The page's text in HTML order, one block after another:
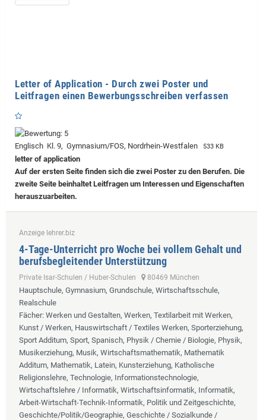
Letter of Application - Durch zwei Poster und
Leitfragen einen Bewerbungsschreiben verfassen
Englisch Kl. 9, Gymnasium/FOS, Nordrhein-Westfalen 533 KB
letter of application
Auf der ersten Seite finden sich die zwei Poster zu den Berufen. Die
zweite Seite beinhaltet Leitfragen um Interessen und Eigenschaften
herauszuarbeiten.
Anzeige lehrer.biz
4-Tage-Unterricht pro Woche bei vollem Gehalt und
berufsbegleitender Unterstützung
Private Isar-Schulen / Huber-Schulen 80469 München
Hauptschule, Gymnasium, Grundschule, Wirtschaftsschule,
Realschule
Fächer: Werken und Gestalten, Werken, Textilarbeit mit Werken,
Kunst / Werken, Hauswirtschaft / Textiles Werken, Sporterziehung,
Sport Additum, Sport, Spanisch, Physik / Chemie / Biologie, Physik,
Musikerziehung, Musik, Wirtschaftsmathematik, Mathematik
Additum, Mathematik, Latein, Kunsterziehung, Katholische
Religionslehre, Technologie, Informationstechnologie,
Wirtschaftslehre / Informatik, Wirtschaftsinformatik, Informatik,
Arbeit-Wirtschaft-Technik-Informatik, Politik und Zeitgeschichte,
Geschichte/Politik/Geographie, Geschichte / Sozialkunde /